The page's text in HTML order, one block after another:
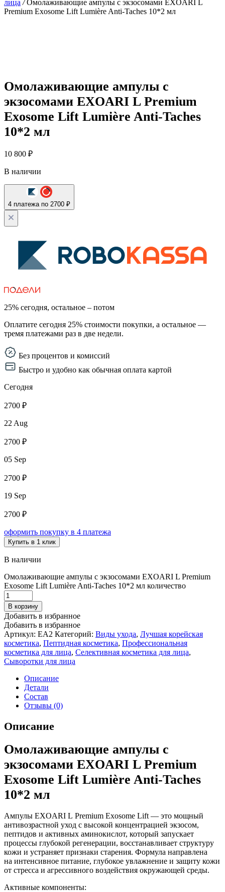
лица /Омолаживающие ампулы с экзосомами EXOARI L
Premium Exosome Lift Lumière Anti-Taches 10*2 мл
Омолаживающие ампулы с
экзосомами EXOARI L Premium
Exosome Lift Lumière Anti-Taches
10*2 мл
10 800 ₽
В наличии
4 платежа по 2700 ₽
25% сегодня, остальное – потом
Оплатите сегодня 25% стоимости покупки, а остальное —
тремя платежами раз в две недели.
Без процентов и комиссий
Быстро и удобно как обычная оплата картой
Сегодня
2700 ₽
22 Aug
2700 ₽
05 Sep
2700 ₽
19 Sep
2700 ₽
оформить покупку в 4 платежа
Купить в 1 клик
В наличии
Омолаживающие ампулы с экзосомами EXOARI L Premium
Exosome Lift Lumière Anti-Taches 10*2 мл количество
В корзину
Добавить в избранное
Добавить в избранное
Артикул: EA2 Категорий: Виды ухода, Лучшая корейская
косметика, Пептидная косметика, Профессиональная
косметика для лица, Селективная косметика для лица,
Сыворотки для лица
Описание
Детали
Состав
Отзывы (0)
Описание
Омолаживающие ампулы с
экзосомами EXOARI L Premium
Exosome Lift Lumière Anti-Taches
10*2 мл
Ампулы EXOARI L Premium Exosome Lift — это мощный
антивозрастной уход с высокой концентрацией экзосом,
пептидов и активных аминокислот, который запускает
процессы глубокой регенерации, восстанавливает структуру
кожи и устраняет признаки старения. Формула направлена
на интенсивное питание, глубокое увлажнение и защиту кожи
от стресса и агрессивного воздействия окружающей среды.
Активные компоненты: